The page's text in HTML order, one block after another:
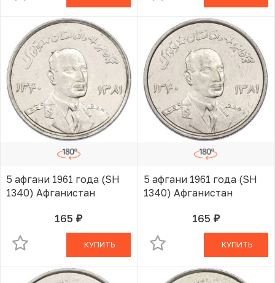
5 афгани 1961 года (SH
1340) Афганистан
165 руб.В КОРЗИНЕ
КУПИТЬ
5 афгани 1961 года (SH
1340) Афганистан
165 руб.В КОРЗИНЕ
КУПИТЬ